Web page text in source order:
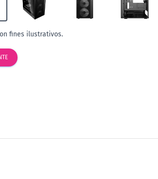
fines ilustrativos.